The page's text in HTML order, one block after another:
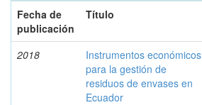
Fecha de
publicación
Título
2018
Instrumentos económicos
para la gestión de
residuos de envases en
Ecuador